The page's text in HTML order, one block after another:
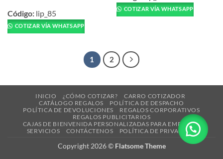
producto
tiene
múltiples
pueden
página
Código: lip_85
COTIZAR VÍA WHATSAPP
tiene
múltiples
se
pueden
la
página
de
producto
COTIZAR VÍA WHATSAPP
1 2
INICIO ¿CÓMO COTIZAR?
CARRO COTIZADOR
CATÁLOGO REGALOS
POLÍTICA DE DESPACHO
POLÍTICA DE DEVOLUCIONES
REGALOS CORPORATIVOS
REGALOS PUBLICITARIOS
CAJAS DE BIENVENIDA PERSONALIZADAS PARA EMPRESAS
SERVICIOS
CONTÁCTENOS POLÍTICA DE PRIVACIDAD
Copyright 2026 © Flatsome Theme